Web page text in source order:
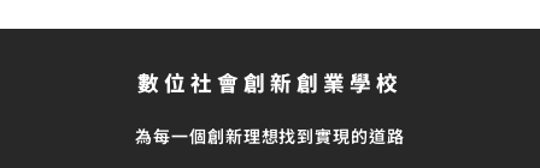
數位社會創新創業學校
為每一個創新理想找到實現的道路